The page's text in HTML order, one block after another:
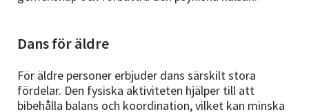
Dans för äldre
För äldre personer erbjuder dans särskilt stora
fördelar. Den fysiska aktiviteten hjälper till att
bibehålla balans och koordination, vilket kan minska